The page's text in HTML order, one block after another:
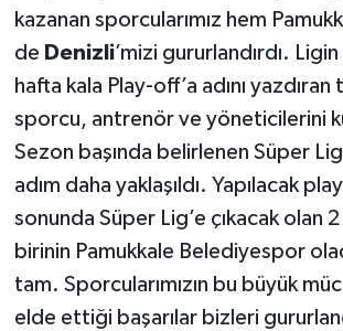
kazanan sporcularımız hem
de Denizli’mizi gururlandırdı.
hafta kala Play-off’a adını yazdıran
sporcu, antrenör ve yöneticilerini
Sezon başında belirlenen Süper
adım daha yaklaşıldı. Yapılacak
sonunda Süper Lig’e çıkacak olan
birinin Pamukkale Belediyespor
tam. Sporcularımızın bu büyük
elde ettiği başarılar bizleri